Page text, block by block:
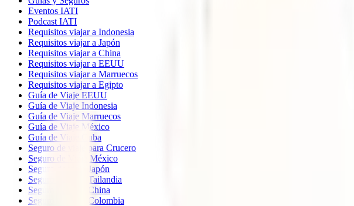
Eventos IATI
Podcast IATI
Requisitos viajar a Indonesia
Requisitos viajar a Japón
Requisitos viajar a China
Requisitos viajar a EEUU
Requisitos viajar a Marruecos
Requisitos viajar a Egipto
Guía de Viaje EEUU
Guía de Viaje Indonesia
Guía de Viaje Marruecos
Guía de Viaje México
Guía de Viaje Cuba
Seguro de viaje para Crucero
Seguro de Viaje México
Seguro de viaje Japón
Seguro de viaje Tailandia
Seguro de viaje China
Seguro de viaje Colombia